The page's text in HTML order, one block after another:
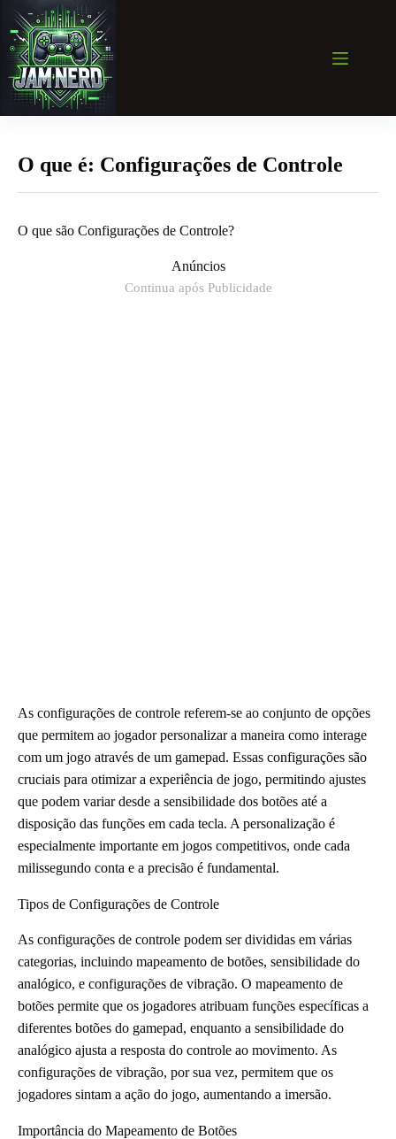
para
conteúdo
O que é: Configurações de Controle
O que são Configurações de Controle?
Anúncios
Continua após Publicidade
As configurações de controle referem-se ao conjunto de opções
que permitem ao jogador personalizar a maneira como interage
com um jogo através de um gamepad. Essas configurações são
cruciais para otimizar a experiência de jogo, permitindo ajustes
que podem variar desde a sensibilidade dos botões até a
disposição das funções em cada tecla. A personalização é
especialmente importante em jogos competitivos, onde cada
milissegundo conta e a precisão é fundamental.
Tipos de Configurações de Controle
As configurações de controle podem ser divididas em várias
categorias, incluindo mapeamento de botões, sensibilidade do
analógico, e configurações de vibração. O mapeamento de
botões permite que os jogadores atribuam funções específicas a
diferentes botões do gamepad, enquanto a sensibilidade do
analógico ajusta a resposta do controle ao movimento. As
configurações de vibração, por sua vez, permitem que os
jogadores sintam a ação do jogo, aumentando a imersão.
Importância do Mapeamento de Botões